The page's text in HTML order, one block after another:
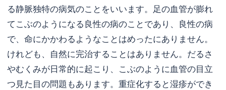
る静脈独特の病気のことをいいます。足の血管が膨れ
てこぶのようになる良性の病のことであり、良性の病
で、命にかかわるようなことはめったにありません。
けれども、自然に完治することはありません。だるさ
やむくみが日常的に起こり、こぶのように血管の目立
つ見た目の問題もあります。重症化すると湿疹ができ